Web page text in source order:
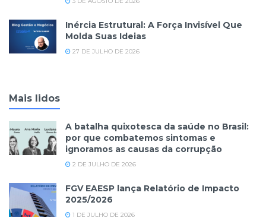
Inércia Estrutural: A Força Invisível Que
Molda Suas Ideias
27 DE JULHO DE 2026
Mais lidos
A batalha quixotesca da saúde no Brasil:
por que combatemos sintomas e
ignoramos as causas da corrupção
2 DE JULHO DE 2026
FGV EAESP lança Relatório de Impacto
2025/2026
1 DE JULHO DE 2026